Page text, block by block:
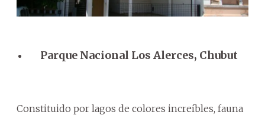
Parque Nacional Los Alerces, Chubut
Constituido por lagos de colores increíbles, fauna